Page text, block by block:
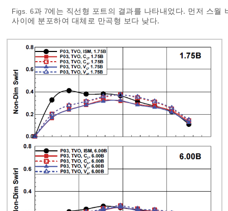
Figs. 6과 7에는 직선형 포트의 결과를 나타내었다. 먼저 스월
사이에 분포하여 대체로 만곡형 보다 낮다.